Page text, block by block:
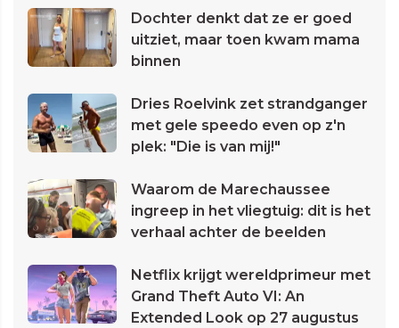
Dochter denkt dat ze er goed
uitziet, maar toen kwam mama
binnen
Dries Roelvink zet strandganger
met gele speedo even op z'n
plek: "Die is van mij!"
Waarom de Marechaussee
ingreep in het vliegtuig: dit is het
verhaal achter de beelden
Netflix krijgt wereldprimeur met
Grand Theft Auto VI: An
Extended Look op 27 augustus